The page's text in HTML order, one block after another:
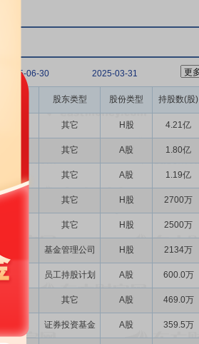
2025-06-30 2025-03-31
股东类型 股份类型 持股数(股)
其它 H股 4.21亿
其它 A股 1.80亿
其它 A股 1.19亿
其它 H股 2700万
其它 H股 2500万
基金管理公司 H股 2134万
员工持股计划 A股 600.0万
其它 A股 469.0万
证券投资基金 A股 359.5万